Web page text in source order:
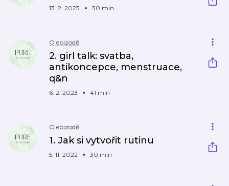
13. 2. 2023 30 min
O epizodě
2. girl talk: svatba,
antikoncepce, menstruace,
q&n
6. 2. 2023 41 min
O epizodě
1. Jak si vytvořit rutinu
5. 11. 2022 30 min